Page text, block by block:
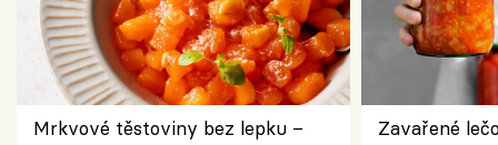
Mrkvové těstoviny bez lepku –
Zavařené